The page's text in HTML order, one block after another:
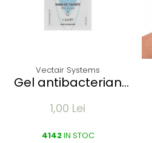
Vectair Systems
Gel antibacterian
SACHET 70 % alcool-
1,00 Lei
4142IN STOC